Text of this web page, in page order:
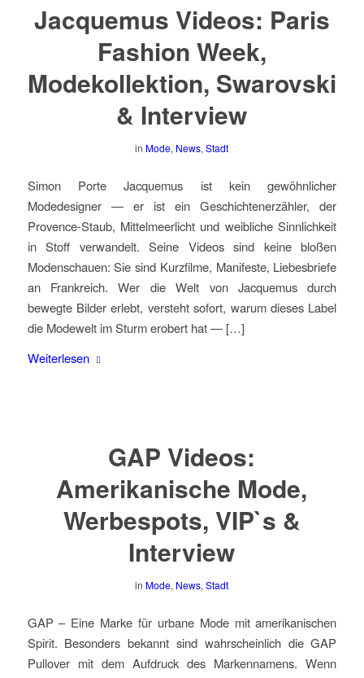
Jacquemus Videos: Paris
Fashion Week,
Modekollektion, Swarovski
& Interview
in Mode, News,Stadt
Simon Porte Jacquemus ist kein gewöhnlicher
Modedesigner — er ist ein Geschichtenerzähler, der
Provence-Staub, Mittelmeerlicht und weibliche Sinnlichkeit
in Stoff verwandelt. Seine Videos sind keine bloßen
Modenschauen: Sie sind Kurzfilme, Manifeste, Liebesbriefe
an Frankreich. Wer die Welt von Jacquemus durch
bewegte Bilder erlebt, versteht sofort, warum dieses Label
die Modewelt im Sturm erobert hat — […]
Weiterlesen
GAP Videos:
Amerikanische Mode,
Werbespots, VIP`s &
Interview
in Mode, News,Stadt
GAP – Eine Marke für urbane Mode mit amerikanischen
Spirit. Besonders bekannt sind wahrscheinlich die GAP
Pullover mit dem Aufdruck des Markennamens. Wenn